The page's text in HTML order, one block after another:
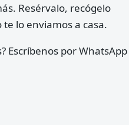
Resérvalo, recógelo
lo enviamos a casa.
Escríbenos por WhatsApp